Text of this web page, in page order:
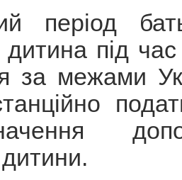
період
під
за межами